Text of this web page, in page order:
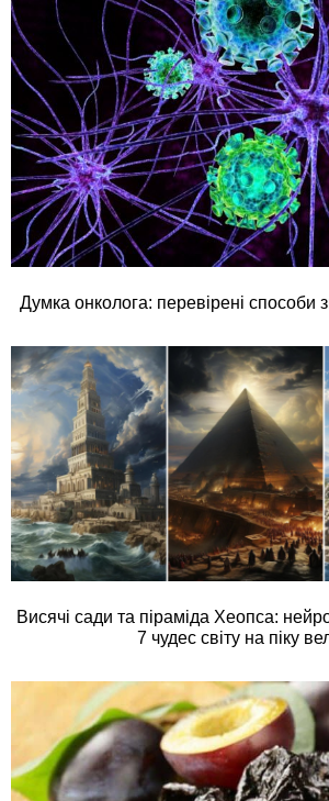
Думка онколога: перевірені способи
Висячі сади та піраміда Хеопса:
7 чудес світу на піку